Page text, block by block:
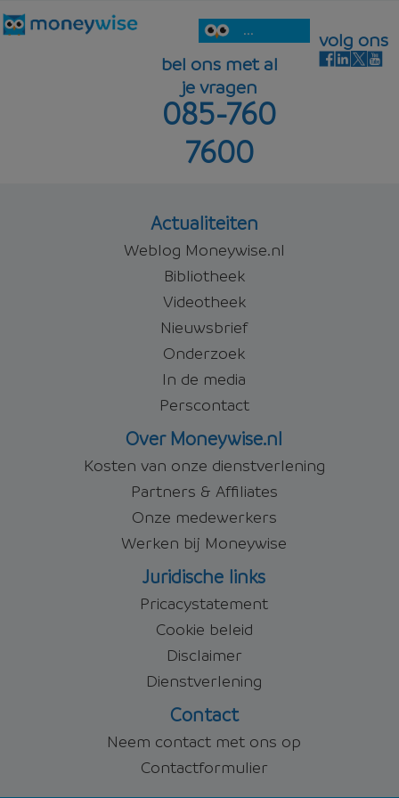
...
bel ons met al
je vragen
085-760
7600
volg ons
Actualiteiten
Weblog Moneywise.nl
Bibliotheek
Videotheek
Nieuwsbrief
Onderzoek
In de media
Perscontact
Over Moneywise.nl
Kosten van onze dienstverlening
Partners & Affiliates
Onze medewerkers
Werken bij Moneywise
Juridische links
Pricacystatement
Cookie beleid
Disclaimer
Dienstverlening
Contact
Neem contact met ons op
Contactformulier